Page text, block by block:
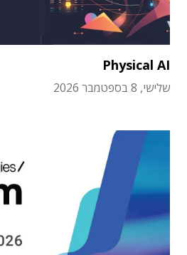
Physical AI
שלישי, 8 בספטמבר 2026